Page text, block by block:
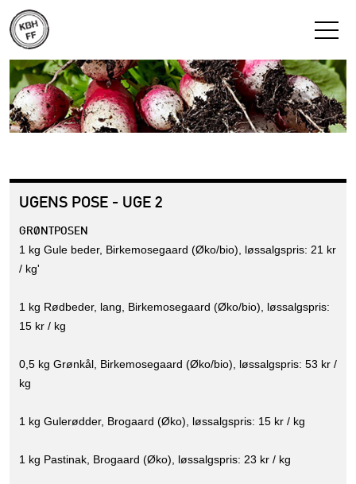
UGENS POSE - UGE 2
GRØNTPOSEN
1 kg Gule beder, Birkemosegaard (Øko/bio), løssalgspris: 21 kr
/ kg'
1 kg Rødbeder, lang, Birkemosegaard (Øko/bio), løssalgspris:
15 kr / kg
0,5 kg Grønkål, Birkemosegaard (Øko/bio), løssalgspris: 53 kr /
kg
1 kg Gulerødder, Brogaard (Øko), løssalgspris: 15 kr / kg
1 kg Pastinak, Brogaard (Øko), løssalgspris: 23 kr / kg